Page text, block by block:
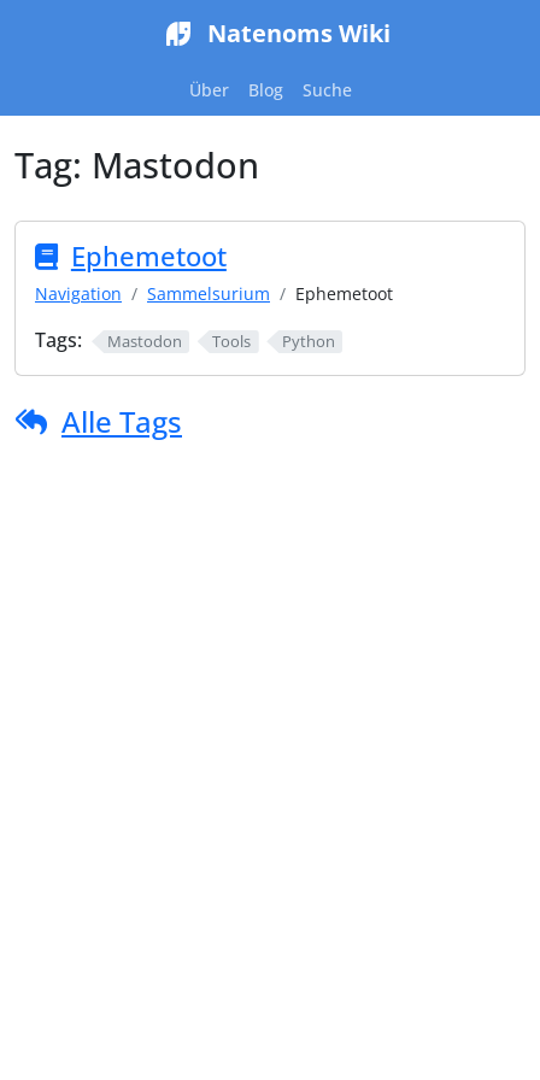
Natenoms Wiki
Über Blog Suche
Tag: Mastodon
Ephemetoot
Navigation Sammelsurium Ephemetoot
Tags: Mastodon Tools Python
Alle Tags